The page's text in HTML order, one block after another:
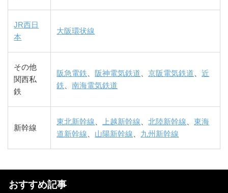
JR西日
本
大阪環状線
その他
関西私
鉄
阪急電鉄 阪神電気鉄道 、京阪電気鉄道 、近
鉄 、南海電気鉄道
新幹線
東北新幹線 上越新幹線 、北陸新幹線 、東海
道新幹線
山陽新幹線 九州新幹線
おすすめ記事